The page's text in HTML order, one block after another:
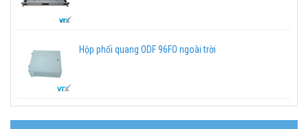
Hộp phối quang ODF 96FO ngoài trời